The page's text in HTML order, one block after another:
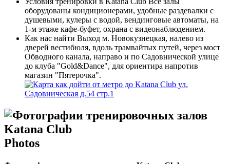
оборудованы кондиционерами, удобные раздевалки с
душевыми, кулеры с водой, вендинговые автоматы, на
1-м этаже кафе-буфет, охрана с видеонаблюдением.
Как нас найти Выход м. Новокузнецкая, налево из
дверей вестибюля, вдоль трамвайтых путей, через мост
Обводного канала, направо и по Садовнической улице
до клуба "Gold&Dance", для ориентира напротив
магазин "Пятерочка".
Photos